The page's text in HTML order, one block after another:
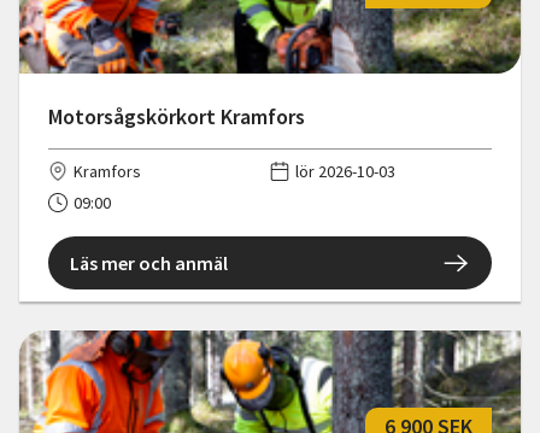
Motorsågskörkort Kramfors
Kramfors
lör 2026-10-03
09:00
Läs mer och anmäl
6 900 SEK